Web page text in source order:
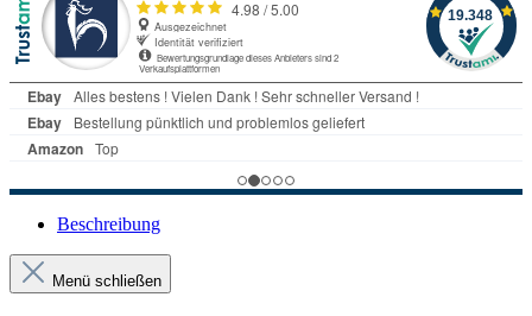
Beschreibung
Menü schließen